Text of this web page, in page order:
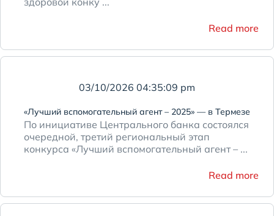
Read more
03/10/2026 04:35:09 pm
«Лучший вспомогательный агент – 2025» — в Термезе
По инициативе Центрального банка состоялся
очередной, третий региональный этап
конкурса «Лучший вспомогательный агент – ...
Read more